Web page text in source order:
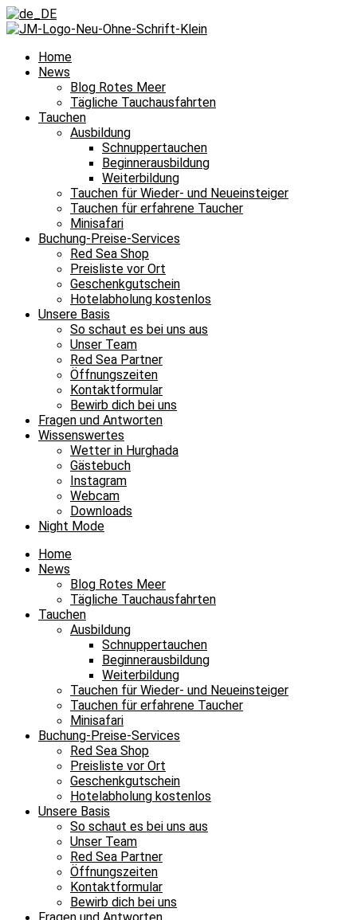
Home
News
Blog Rotes Meer
Tägliche Tauchausfahrten
Tauchen
Ausbildung
Schnuppertauchen
Beginnerausbildung
Weiterbildung
Tauchen für Wieder- und Neueinsteiger
Tauchen für erfahrene Taucher
Minisafari
Buchung-Preise-Services
Red Sea Shop
Preisliste vor Ort
Geschenkgutschein
Hotelabholung kostenlos
Unsere Basis
So schaut es bei uns aus
Unser Team
Red Sea Partner
Öffnungszeiten
Kontaktformular
Bewirb dich bei uns
Fragen und Antworten
Wissenswertes
Wetter in Hurghada
Gästebuch
Instagram
Webcam
Downloads
Night Mode
Home
News
Blog Rotes Meer
Tägliche Tauchausfahrten
Tauchen
Ausbildung
Schnuppertauchen
Beginnerausbildung
Weiterbildung
Tauchen für Wieder- und Neueinsteiger
Tauchen für erfahrene Taucher
Minisafari
Buchung-Preise-Services
Red Sea Shop
Preisliste vor Ort
Geschenkgutschein
Hotelabholung kostenlos
Unsere Basis
So schaut es bei uns aus
Unser Team
Red Sea Partner
Öffnungszeiten
Kontaktformular
Bewirb dich bei uns